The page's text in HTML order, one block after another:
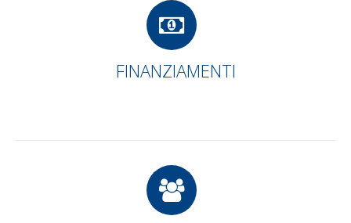
FINANZIAMENTI